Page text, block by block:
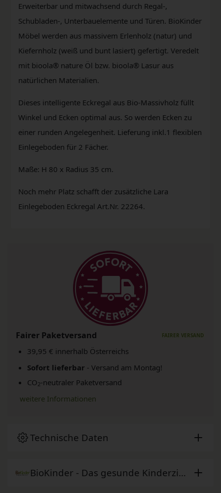
Erweiterbar und mitwachsend durch Regal-,
Schubladen-, Unterbauelemente und Türen. BioKinder
Möbel werden aus massivem Erlenholz (natur) und
Kiefernholz (weiß und bunt lasiert) gefertigt. Veredelt
mit bioola® nature Öl bzw. bioola® Lasur aus
natürlichen Materialien.
Dieses intelligente Eckregal aus Bio-Massivholz füllt
Winkel und Ecken optimal aus. So werden Ecken zu
einer runden Angelegenheit. Lieferung inkl.1 flexiblen
Einlegeboden für 2 Fächer.
Maße: H 80 x Radius 35 cm.
Noch mehr Platz schafft der zusätzliche Lara
Einlegeboden Eckregal Art.Nr. 22264.
Fairer Paketversand
39,95 € innerhalb Österreichs
Sofort lieferbar - Versand am Montag!
CO2-neutraler Paketversand
weitere Informationen
Technische Daten
BioKinder - Das gesunde Kinderzimmer